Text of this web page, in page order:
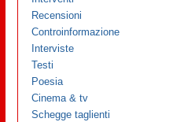
Recensioni
Controinformazione
Interviste
Testi
Poesia
Cinema & tv
Schegge taglienti